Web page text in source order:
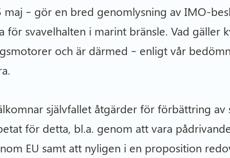
– gör en bred genomlysning av IMO-
svavelhalten i marint bränsle. Vad gäller
och är därmed – enligt vår
självfallet åtgärder för förbättring av
för detta, bl.a. genom att vara
EU samt att nyligen i en proposition